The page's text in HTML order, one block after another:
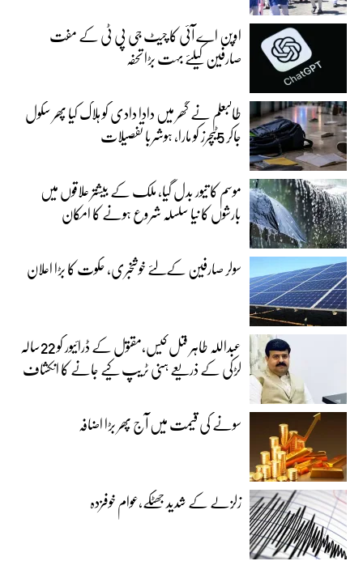
اوپن اے آئی کا چیٹ جی پی ٹی کے مفت
صارفین کیلئے بہت بڑا تحفہ
طالبعلم نے گھر میں دادا دادی کو ہلاک کیا پھر سکول
جاکر 5ٹیچرز کو مارا، ہوشربا تفصیلات
موسم کا تیور بدل گیا، ملک کے بیشتر علاقوں میں
بارشوں کا نیا سلسلہ شروع ہونے کا امکان
سولر صارفین کےلئے خوشخبری، حکوت کا بڑا اعلان
عبداللہ طاہر قتل کیس،مقتول کے ڈرائیور کو 22سالہ
لڑکی کے ذریعے ہنی ٹریپ کیے جانے کا انکشاف
سونے کی قیمت میں آج پھر بڑا اضافہ
زلزلے کے شدید جھٹکے،عوام خوفزدہ